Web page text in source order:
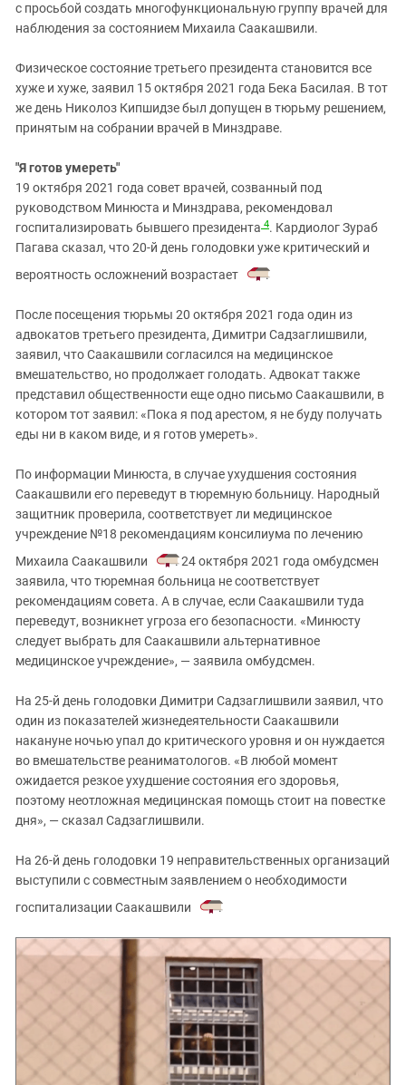
с просьбой создать многофункциональную группу врачей для
наблюдения за состоянием Михаила Саакашвили.
Физическое состояние третьего президента становится все
хуже и хуже, заявил 15 октября 2021 года Бека Басилая. В тот
же день Николоз Кипшидзе был допущен в тюрьму решением,
принятым на собрании врачей в Минздраве.
"Я готов умереть"
19 октября 2021 года совет врачей, созванный под
руководством Минюста и Минздрава, рекомендовал
госпитализировать бывшего президента 4. Кардиолог Зураб
Пагава сказал, что 20-й день голодовки уже критический и
вероятность осложнений возрастает
.
После посещения тюрьмы 20 октября 2021 года один из
адвокатов третьего президента, Димитри Садзаглишвили,
заявил, что Саакашвили согласился на медицинское
вмешательство, но продолжает голодать. Адвокат также
представил общественности еще одно письмо Саакашвили, в
котором тот заявил: «Пока я под арестом, я не буду получать
еды ни в каком виде, и я готов умереть».
По информации Минюста, в случае ухудшения состояния
Саакашвили его переведут в тюремную больницу. Народный
защитник проверила, соответствует ли медицинское
учреждение №18 рекомендациям консилиума по лечению
Михаила Саакашвили
. 24 октября 2021 года омбудсмен
заявила, что тюремная больница не соответствует
рекомендациям совета. А в случае, если Саакашвили туда
переведут, возникнет угроза его безопасности. «Минюсту
следует выбрать для Саакашвили альтернативное
медицинское учреждение», — заявила омбудсмен.
На 25-й день голодовки Димитри Садзаглишвили заявил, что
один из показателей жизнедеятельности Саакашвили
накануне ночью упал до критического уровня и он нуждается
во вмешательстве реаниматологов. «В любой момент
ожидается резкое ухудшение состояния его здоровья,
поэтому неотложная медицинская помощь стоит на повестке
дня», — сказал Садзаглишвили.
На 26-й день голодовки 19 неправительственных организаций
выступили с совместным заявлением о необходимости
госпитализации Саакашвили
.